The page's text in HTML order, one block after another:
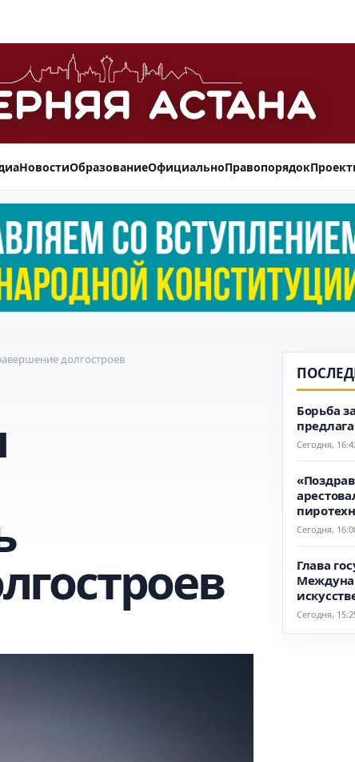
НовостиОбразованиеОфициальноПравопорядок
долгостроев
Борьба
Сегодня,
Сегодня,
Глава
Сегодня,